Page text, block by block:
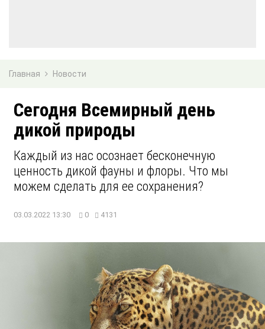
Главная Новости
Сегодня Всемирный день
дикой природы
Каждый из нас осознает бесконечную
ценность дикой фауны и флоры. Что мы
можем сделать для ее сохранения?
03.03.2022 13:30 0 4131